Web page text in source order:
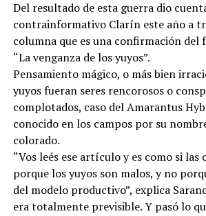
Del resultado de esta guerra dio
contrainformativo Clarín este año a
columna que es una confirmación del
“La venganza de los yuyos”.
Pensamiento mágico, o más bien
yuyos fueran seres rencorosos o
complotados, caso del Amarantus
conocido en los campos por su
colorado.
“Vos leés ese artículo y es como si las
porque los yuyos son malos, y no
del modelo productivo”, explica
era totalmente previsible. Y pasó lo